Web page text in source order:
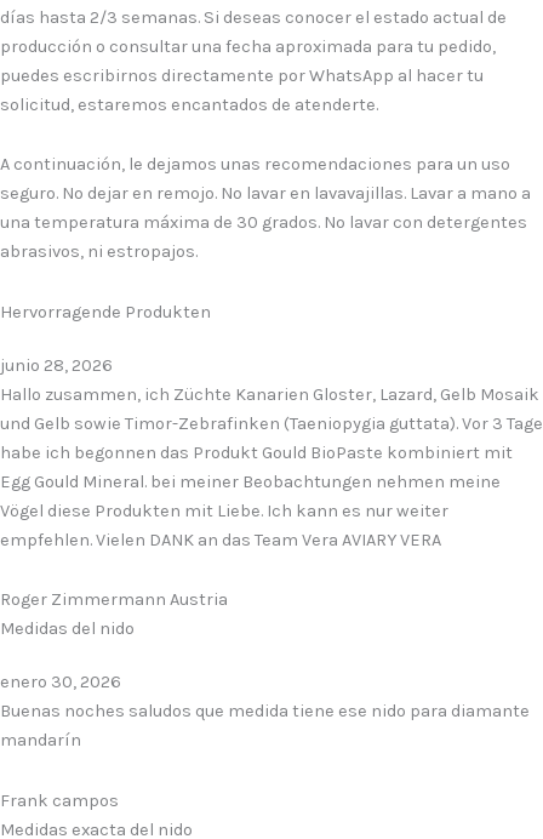
días hasta 2/3 semanas. Si deseas conocer el estado actual de
producción o consultar una fecha aproximada para tu pedido,
puedes escribirnos directamente por WhatsApp al hacer tu
solicitud, estaremos encantados de atenderte.
A continuación, le dejamos unas recomendaciones para un uso
seguro. No dejar en remojo. No lavar en lavavajillas. Lavar a mano a
una temperatura máxima de 30 grados. No lavar con detergentes
abrasivos, ni estropajos.
Hervorragende Produkten
junio 28, 2026
Hallo zusammen, ich Züchte Kanarien Gloster, Lazard, Gelb Mosaik
und Gelb sowie Timor-Zebrafinken (Taeniopygia guttata). Vor 3 Tage
habe ich begonnen das Produkt Gould BioPaste kombiniert mit
Egg Gould Mineral. bei meiner Beobachtungen nehmen meine
Vögel diese Produkten mit Liebe. Ich kann es nur weiter
empfehlen. Vielen DANK an das Team Vera AVIARY VERA
Roger Zimmermann Austria
Medidas del nido
enero 30, 2026
Buenas noches saludos que medida tiene ese nido para diamante
mandarín
Frank campos
Medidas exacta del nido